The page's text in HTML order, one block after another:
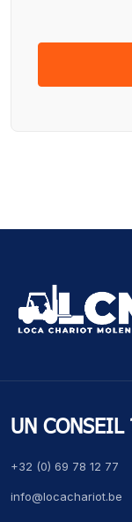
UN CONSEIL
+32 (0) 69 78 12 77
info@locachariot.be